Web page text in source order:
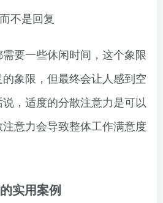
不是回复
要一些休闲时间，这个象限
象限，但最终会让人感到空
，适度的分散注意力是可以
意力会导致整体工作满意度
实用案例